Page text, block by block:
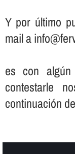
Y por último
mail a
es con
contestarle
continuación